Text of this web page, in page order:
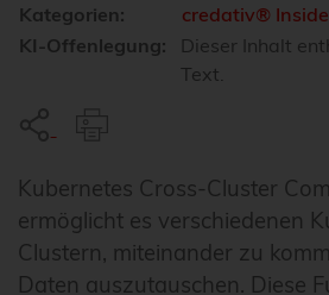
Kategorien:
credativ® Inside
KI-Offenlegung:
Dieser Inhalt
Text.
Kubernetes Cross-Cluster
ermöglicht es verschiedenen
Clustern, miteinander zu
Daten auszutauschen. Diese